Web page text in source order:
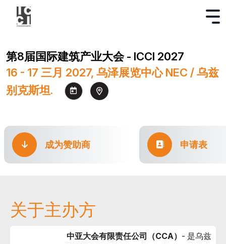
第8届国际建筑产业大会 - ICCI 2027
16 - 17 三月 2027, 乌泽展览中心 NEC / 乌兹
别克斯坦.
成为赞助商 申请表
关于主办方
中亚大会有限责任公司（CCA） - 是乌兹